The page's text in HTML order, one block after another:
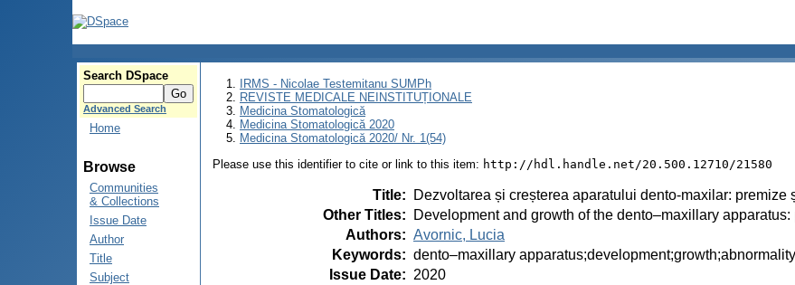
Search DSpace
Advanced Search
Home
Browse
Communities
& Collections
Issue Date
Author
Title
Subject
IRMS - Nicolae Testemitanu SUMPh
REVISTE MEDICALE NEINSTITUȚIONALE
Medicina Stomatologică
Medicina Stomatologică 2020
Medicina Stomatologică 2020/ Nr. 1(54)
Please use this identifier to cite or link to this item: http://hdl.handle.net/20.500.12710/21580
Title:
Dezvoltarea și creșterea aparatului dento-maxilar: premize
Other Titles:
Development and growth of the dento–maxillary
Authors: Avornic, Lucia
Keywords: dento–maxillary apparatus;development;growth;abnormality
Issue Date: 2020